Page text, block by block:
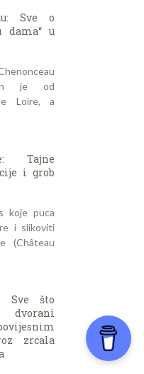
Sve o
dama“ u
je od
Loire, a
Tajne
i grob
koje puca
i slikoviti
(Château
Sve što
zrcala